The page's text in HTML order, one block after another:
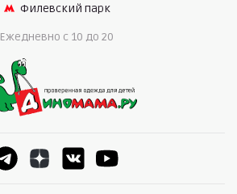
Филевский парк
Ежедневно c 10 до 20